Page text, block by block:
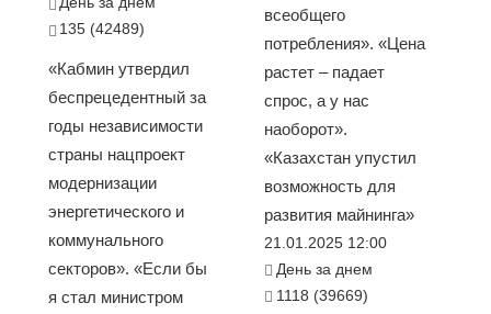
135 (42489)
«Кабмин утвердил
беспрецедентный за
годы независимости
страны нацпроект
модернизации
энергетического и
коммунального
секторов». «Если бы
я стал министром
всеобщего
потребления». «Цена
растет – падает
спрос, а у нас
наоборот».
«Казахстан упустил
возможность для
развития майнинга»
21.01.2025 12:00
День за днем
1118 (39669)